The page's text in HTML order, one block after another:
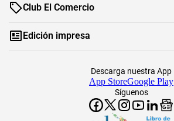
Club El Comercio
Edición impresa
Síguenos
Descarga nuestra App
App StoreGoogle Play